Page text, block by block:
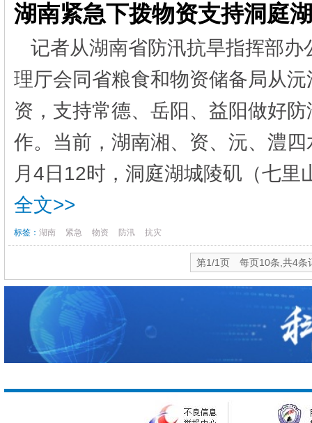
湖南紧急下拨物资支持洞庭
记者从湖南省防汛抗旱指挥部
理厅会同省粮食和物资储备局从
资，支持常德、岳阳、益阳做好
作。当前，湖南湘、资、沅、澧
月4日12时，洞庭湖城陵矶（七
全文>>
标签： 湖南 紧急 物资 防汛 抗灾
第1/1页 每页10条,共4条